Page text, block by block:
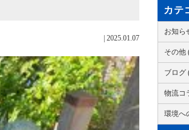
2025.01.07
カテ
お知ら
その他
ブログ
物流コ
環境へ